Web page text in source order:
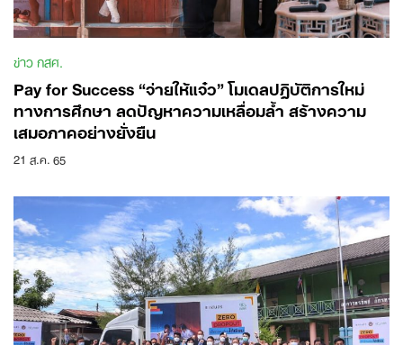
Search
for:
ข่าว กสศ.
Pay for Success “จ่ายให้แจ๋ว” โมเดลปฏิบัติการใหม่
ทางการศึกษา ลดปัญหาความเหลื่อมล้ำ สร้างความ
เสมอภาคอย่างยั่งยืน
21 ส.ค. 65